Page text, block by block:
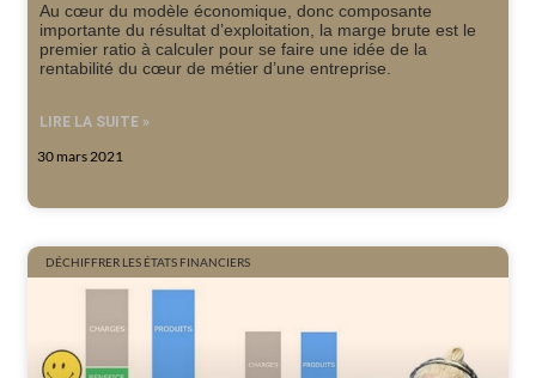
Au cœur du modèle économique, donc composante
importante du résultat d’exploitation, la marge brute est le
premier ratio à calculer pour se faire une idée de la
rentabilité du cœur de métier d’une entreprise.
LIRE LA SUITE »
30 mars 2021
DÉCHIFFRER LES ÉTATS FINANCIERS